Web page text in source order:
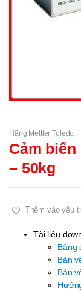
Hãng Mettler Toledo
Cảm
– 50kg
Thêm vào yêu
Tài liệu
Bảng
Bản
Bản